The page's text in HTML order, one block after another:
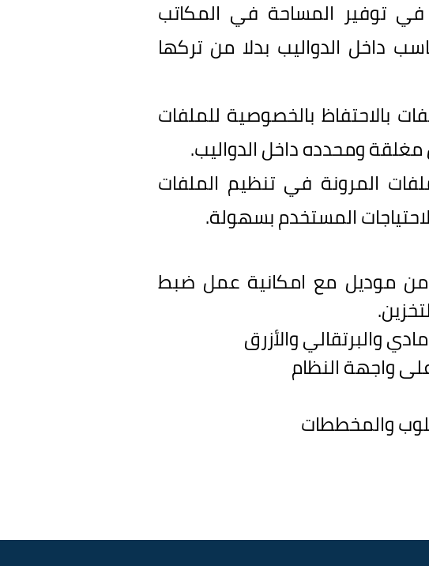
توفير المساحة في المكاتب
داخل الدواليب بدلا من تركها
بالاحتفاظ بالخصوصية للملفات
ومحدده داخل الدواليب.
المرونة في تنظيم الملفات
المستخدم بسهولة.
من موديل مع امكانية عمل ضبط
والبرتقالي والأزرق
واجهة النظام
والمخططات